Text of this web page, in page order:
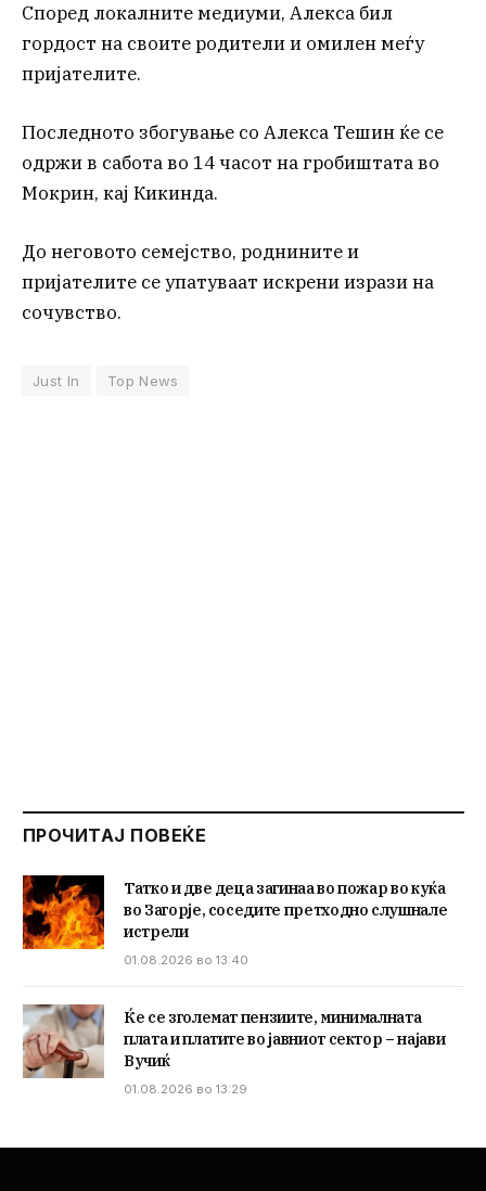
Според локалните медиуми, Алекса бил
гордост на своите родители и омилен меѓу
пријателите.
Последното збогување со Алекса Тешин ќе се
одржи в сабота во 14 часот на гробиштата во
Мокрин, кај Кикинда.
До неговото семејство, роднините и
пријателите се упатуваат искрени изрази на
сочувство.
Just In Top News
ПРОЧИТАЈ ПОВЕЌЕ
Татко и две деца загинаа во пожар во куќа
во Загорје, соседите претходно слушнале
истрели
01.08.2026 во 13:40
Ќе се зголемат пензиите, минималната
плата и платите во јавниот сектор – најави
Вучиќ
01.08.2026 во 13:29